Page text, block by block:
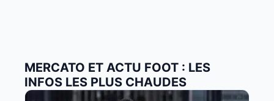
MERCATO ET ACTU FOOT : LES
INFOS LES PLUS CHAUDES